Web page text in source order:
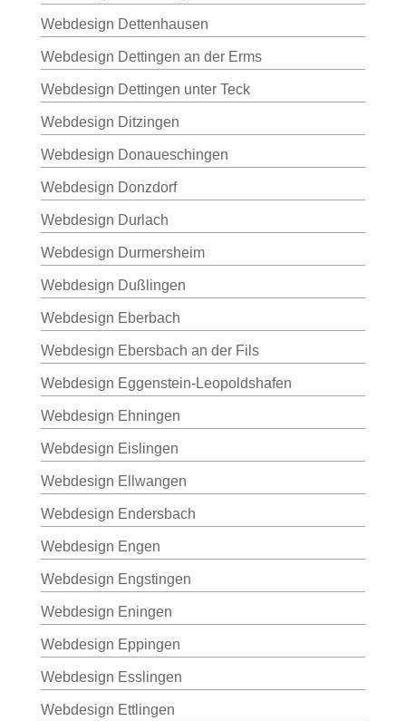
Webdesign Dettenhausen
Webdesign Dettingen an der Erms
Webdesign Dettingen unter Teck
Webdesign Ditzingen
Webdesign Donaueschingen
Webdesign Donzdorf
Webdesign Durlach
Webdesign Durmersheim
Webdesign Dußlingen
Webdesign Eberbach
Webdesign Ebersbach an der Fils
Webdesign Eggenstein-Leopoldshafen
Webdesign Ehningen
Webdesign Eislingen
Webdesign Ellwangen
Webdesign Endersbach
Webdesign Engen
Webdesign Engstingen
Webdesign Eningen
Webdesign Eppingen
Webdesign Esslingen
Webdesign Ettlingen